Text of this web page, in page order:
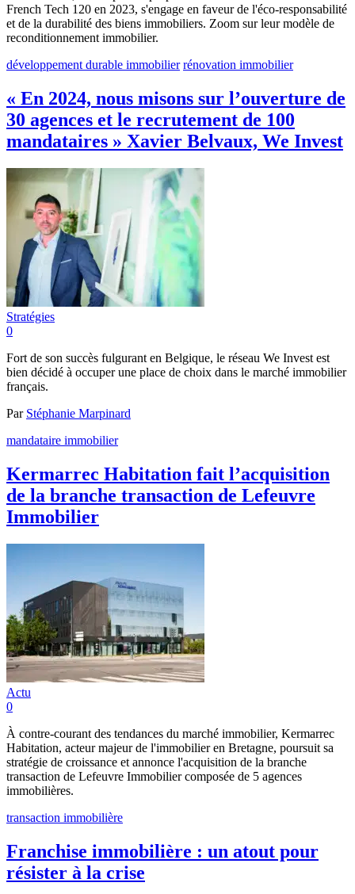
French Tech 120 en 2023, s'engage en faveur de l'éco-responsabilité
et de la durabilité des biens immobiliers. Zoom sur leur modèle de
reconditionnement immobilier.
développement durable immobilier rénovation immobilier
« En 2024, nous misons sur l’ouverture de
30 agences et le recrutement de 100
mandataires » Xavier Belvaux, We Invest
Stratégies
0
Fort de son succès fulgurant en Belgique, le réseau We Invest est
bien décidé à occuper une place de choix dans le marché immobilier
français.
Par Stéphanie Marpinard
mandataire immobilier
Kermarrec Habitation fait l’acquisition
de la branche transaction de Lefeuvre
Immobilier
Actu
0
À contre-courant des tendances du marché immobilier, Kermarrec
Habitation, acteur majeur de l'immobilier en Bretagne, poursuit sa
stratégie de croissance et annonce l'acquisition de la branche
transaction de Lefeuvre Immobilier composée de 5 agences
immobilières.
transaction immobilière
Franchise immobilière : un atout pour
résister à la crise